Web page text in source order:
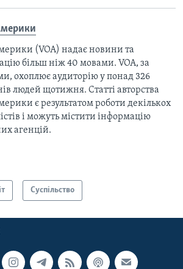
(VOA) надає новини та
більш ніж 40 мовами. VOA, за
охоплює аудиторію у понад 326
людей щотижня. Статті авторства
є результатом роботи декількох
і можуть містити інформацію
агенцій.
Суспільство